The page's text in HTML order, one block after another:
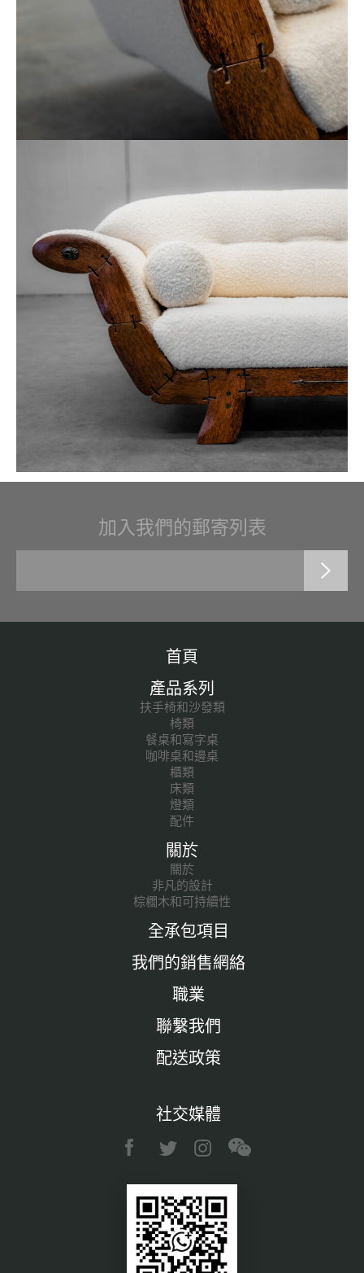
加入我們的郵寄列表
首頁
產品系列
扶手椅和沙發類
椅類
餐桌和寫字桌
咖啡桌和邊桌
櫃類
床類
燈類
配件
關於
關於
非凡的設計
棕櫚木和可持續性
全承包項目
我們的銷售網絡
職業
聯繫我們
配送政策
社交媒體